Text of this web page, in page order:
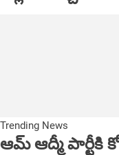
Trending News
ఆమ్ ఆద్మీ పార్టీకి